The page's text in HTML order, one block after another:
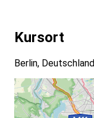
Kursort
Berlin, Deutschland